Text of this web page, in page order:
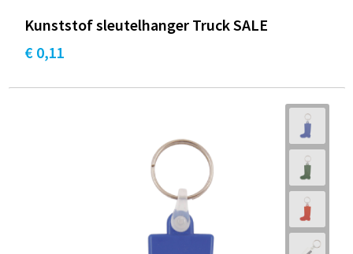
Kunststof sleutelhanger Truck SALE
€ 0,11